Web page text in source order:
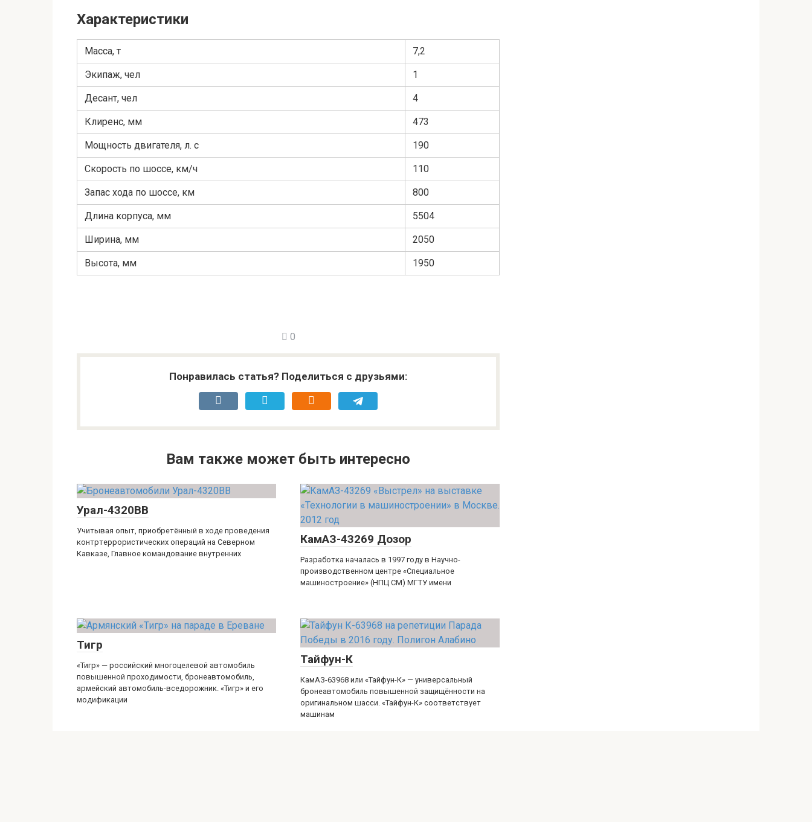
Характеристики
Масса, т 7,2
Экипаж, чел 1
Десант, чел 4
Клиренс, мм 473
Мощность двигателя, л. с 190
Скорость по шоссе, км/ч 110
Запас хода по шоссе, км 800
Длина корпуса, мм 5504
Ширина, мм 2050
Высота, мм 1950
0
Понравилась статья? Поделиться с друзьями:
Вам также может быть интересно
Урал-4320ВВ
Учитывая опыт, приобретённый в ходе проведения
контртеррористических операций на Северном
Кавказе, Главное командование внутренних
КамАЗ-43269 Дозор
Разработка началась в 1997 году в Научно-
производственном центре «Специальное
машиностроение» (НПЦ СМ) МГТУ имени
Тигр
«Тигр» — российский многоцелевой автомобиль
повышенной проходимости, бронеавтомобиль,
армейский автомобиль-вседорожник. «Тигр» и его
модификации
Тайфун-К
КамАЗ-63968 или «Тайфун-К» — универсальный
бронеавтомобиль повышенной защищённости на
оригинальном шасси. «Тайфун-К» соответствует
машинам